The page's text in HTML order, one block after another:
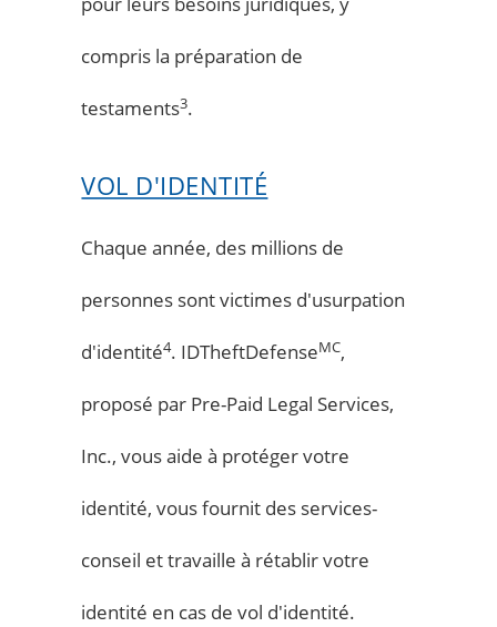
compris la préparation de
testaments3.
VOL D'IDENTITÉ
Chaque année, des millions de
personnes sont victimes d'usurpation
d'identité4. IDTheftDefenseMC,
proposé par Pre-Paid Legal Services,
Inc., vous aide à protéger votre
identité, vous fournit des services-
conseil et travaille à rétablir votre
identité en cas de vol d'identité.